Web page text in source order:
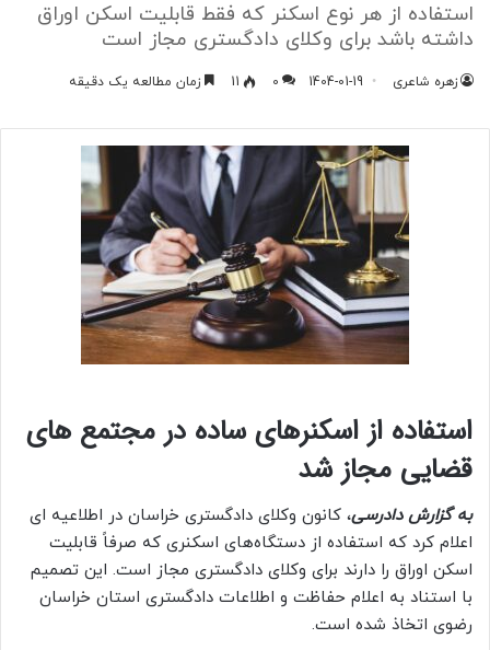
استفاده از هر نوع اسکنر که فقط قابلیت اسکن اوراق
داشته باشد برای وکلای دادگستری مجاز است
زهره شاعری 1404-01-19
0
11 زمان مطالعه یک دقیقه
استفاده از اسکنرهای ساده در مجتمع های
قضایی مجاز شد
به گزارش دادرسی، کانون وکلای دادگستری خراسان در اطلاعیه ای
اعلام کرد که استفاده از دستگاه‌های اسکنری که صرفاً قابلیت
اسکن اوراق را دارند برای وکلای دادگستری مجاز است. این تصمیم
با استناد به اعلام حفاظت و اطلاعات دادگستری استان خراسان
رضوی اتخاذ شده است.